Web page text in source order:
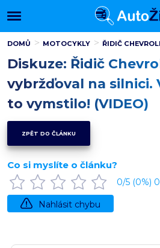
DOMŮ MOTOCYKLY ŘIDIČ
Diskuze: Řidič
vybržďoval na silnici.
to vymstilo! (VIDEO)
ZPĚT DO ČLÁNKU
Co si myslíte o článku?
0/5 (0%) 0
Nahlásit chybu